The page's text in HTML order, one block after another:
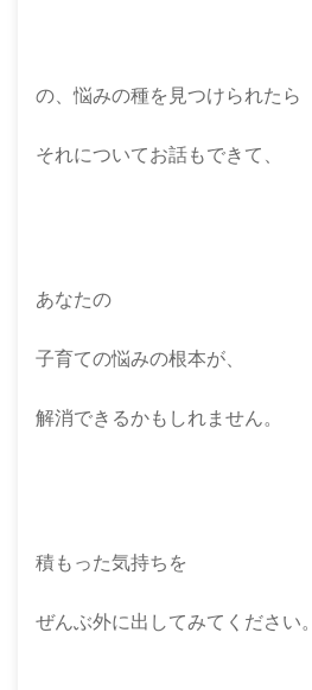
の、悩みの種を見つけられたら
それについてお話もできて、
あなたの
子育ての悩みの根本が、
解消できるかもしれません。
積もった気持ちを
ぜんぶ外に出してみてください。